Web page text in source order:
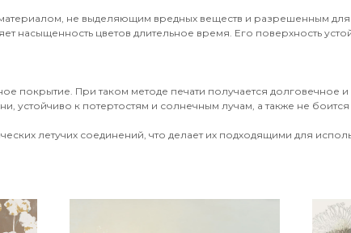
не выделяющим вредных веществ и разрешенным для
насыщенность цветов длительное время. Его поверхность
покрытие. При таком методе печати получается долговечное
устойчиво к потертостям и солнечным лучам, а также не
летучих соединений, что делает их подходящими для